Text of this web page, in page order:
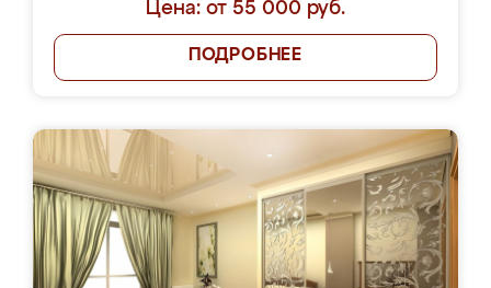
Цена: от 55 000 руб.
ПОДРОБНЕЕ